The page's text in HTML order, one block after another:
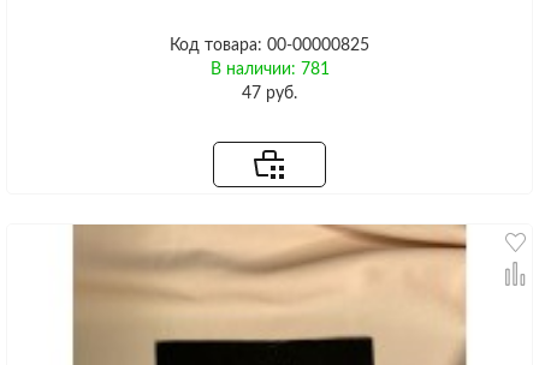
Код товара: 00-00000825
В наличии: 781
47 руб.